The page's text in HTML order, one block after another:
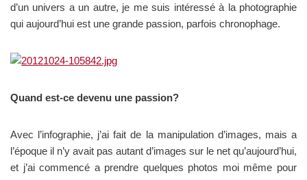
d’un univers a un autre, je me suis intéressé à la photographie
qui aujourd’hui est une grande passion, parfois chronophage.
Quand est-ce devenu une passion?
Avec l’infographie, j’ai fait de la manipulation d’images, mais a
l’époque il n’y avait pas autant d’images sur le net qu’aujourd’hui,
et j’ai commencé a prendre quelques photos moi même pour